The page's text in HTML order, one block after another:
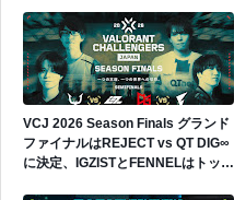
VCJ 2026 Season Finals グランド
ファイナルはREJECT vs QT DIG∞
に決定、IGZISTとFENNELはトップ